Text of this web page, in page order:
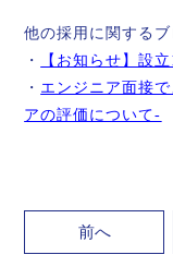
他の採用に関する
・
【お知らせ】設
・ エンジニア面接
アの評価について-
前へ